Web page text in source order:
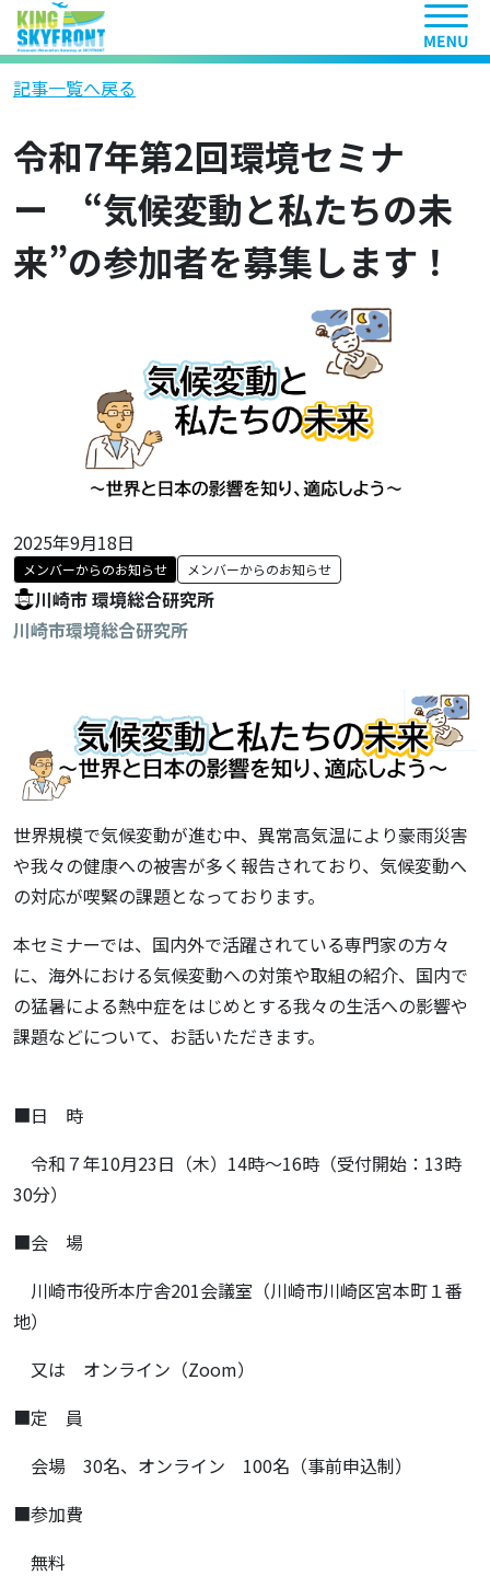
ヘッ
記事一覧へ戻る
令和7年第2回環境セミナ
ー “気候変動と私たちの未
来”の参加者を募集します！
2025年9月18日
メンバーからのお知らせ メンバーからのお知らせ
川崎市 環境総合研究所
川崎市環境総合研究所
世界規模で気候変動が進む中、異常高気温により豪雨災害
や我々の健康への被害が多く報告されており、気候変動へ
の対応が喫緊の課題となっております。
本セミナーでは、国内外で活躍されている専門家の方々
に、海外における気候変動への対策や取組の紹介、国内で
の猛暑による熱中症をはじめとする我々の生活への影響や
課題などについて、お話いただきます。
■日 時
令和７年10月23日（木）14時～16時（受付開始：13時
30分）
■会 場
川崎市役所本庁舎201会議室（川崎市川崎区宮本町１番
地）
又は オンライン（Zoom）
■定 員
会場 30名、オンライン 100名（事前申込制）
■参加費
無料